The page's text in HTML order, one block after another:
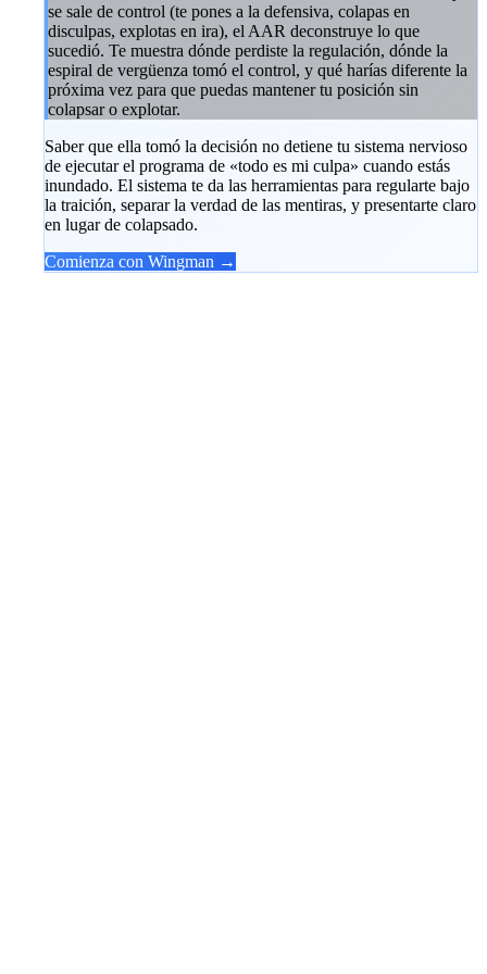
se sale de control (te pones a la defensiva, colapas en
disculpas, explotas en ira), el AAR deconstruye lo que
sucedió. Te muestra dónde perdiste la regulación, dónde la
espiral de vergüenza tomó el control, y qué harías diferente la
próxima vez para que puedas mantener tu posición sin
colapsar o explotar.
Saber que ella tomó la decisión no detiene tu sistema nervioso
de ejecutar el programa de «todo es mi culpa» cuando estás
inundado. El sistema te da las herramientas para regularte bajo
la traición, separar la verdad de las mentiras, y presentarte claro
en lugar de colapsado.
Comienza con Wingman →